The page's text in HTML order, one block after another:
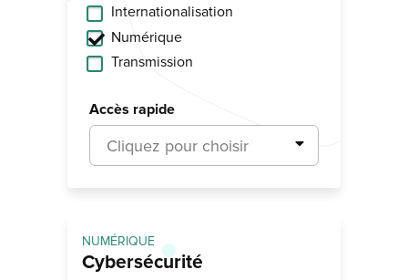
Internationalisation
Numérique
Transmission
Accès rapide
Cliquez pour choisir
NUMÉRIQUE
Cybersécurité